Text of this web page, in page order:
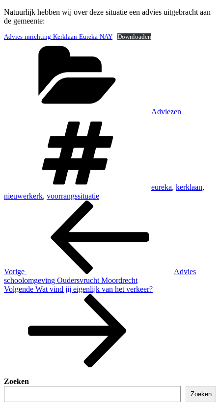
Natuurlijk hebben wij over deze situatie een advies uitgebracht aan
de gemeente:
Advies-inrichting-Kerklaan-Eureka-NAY Downloaden
Adviezen
eureka, kerklaan,
nieuwerkerk, voorrangssituatie
Vorige
Advies
schoolomgeving Oudersvrucht Moordrecht
Volgend
Volgende Wat vind jij eigenlijk van het verkeer?
Zoeken
Zoeken